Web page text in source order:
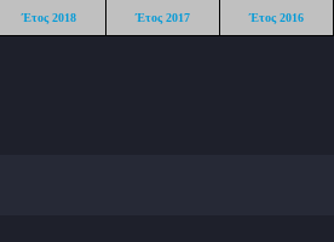
Έτος 2018
Έτος 2017
Έτος 2016